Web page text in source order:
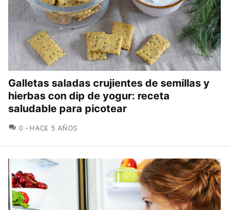
Galletas saladas crujientes de semillas y
hierbas con dip de yogur: receta
saludable para picotear
0 COMENTARIOS
HACE 5 AÑOS